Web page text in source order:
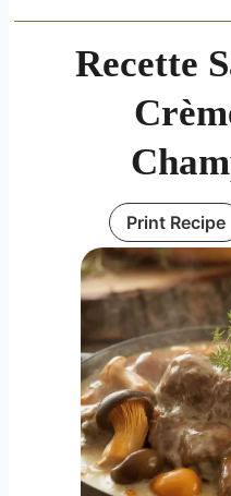
Recette
Print Recipe